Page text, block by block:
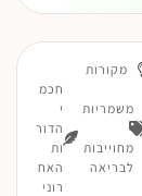
מקורות
משמריות
-
מחוייבות
לבריאה
חכמ
י
הדור
ות
האח
רוני